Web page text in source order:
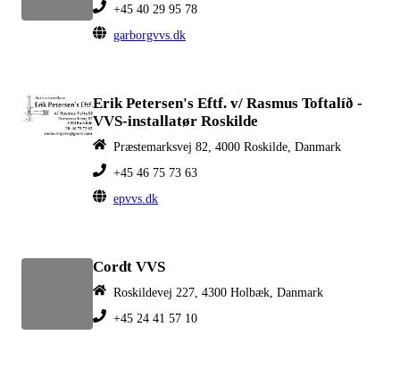
+45 40 29 95 78
garborgvvs.dk
Erik Petersen's Eftf. v/ Rasmus Toftalíð -
VVS-installatør Roskilde
Præstemarksvej 82, 4000 Roskilde, Danmark
+45 46 75 73 63
epvvs.dk
Cordt VVS
Roskildevej 227, 4300 Holbæk, Danmark
+45 24 41 57 10